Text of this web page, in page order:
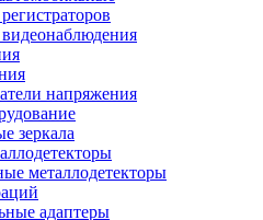
напряжения
зеркала
металлодетекторы
адаптеры